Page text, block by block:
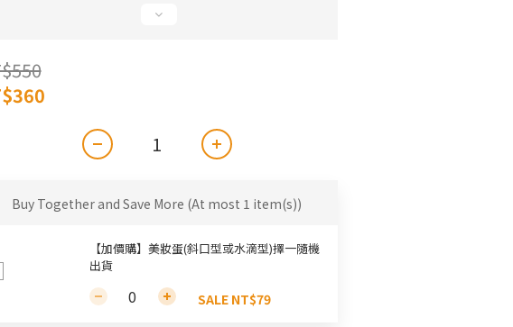
Buy Together and Save More (At most 1 item(s))
【加價購】美妝蛋(斜口型或水滴型)擇一隨機
出貨
SALE NT$79